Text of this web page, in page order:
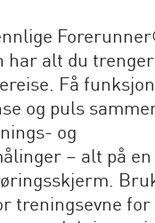
har alt du
Få
og puls
og
– alt på
treningsevne for